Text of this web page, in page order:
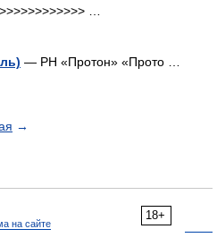
…
— РН «Протон» «Прото …
→
18+
на сайте